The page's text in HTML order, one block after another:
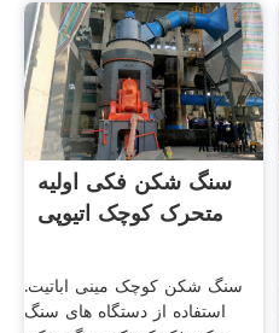
سنگ شکن فکی اولیه
متحرک کوچک اتیوپی
سنگ شکن کوچک مینی اباتیت.
استفاده از دستگاه های سنگ